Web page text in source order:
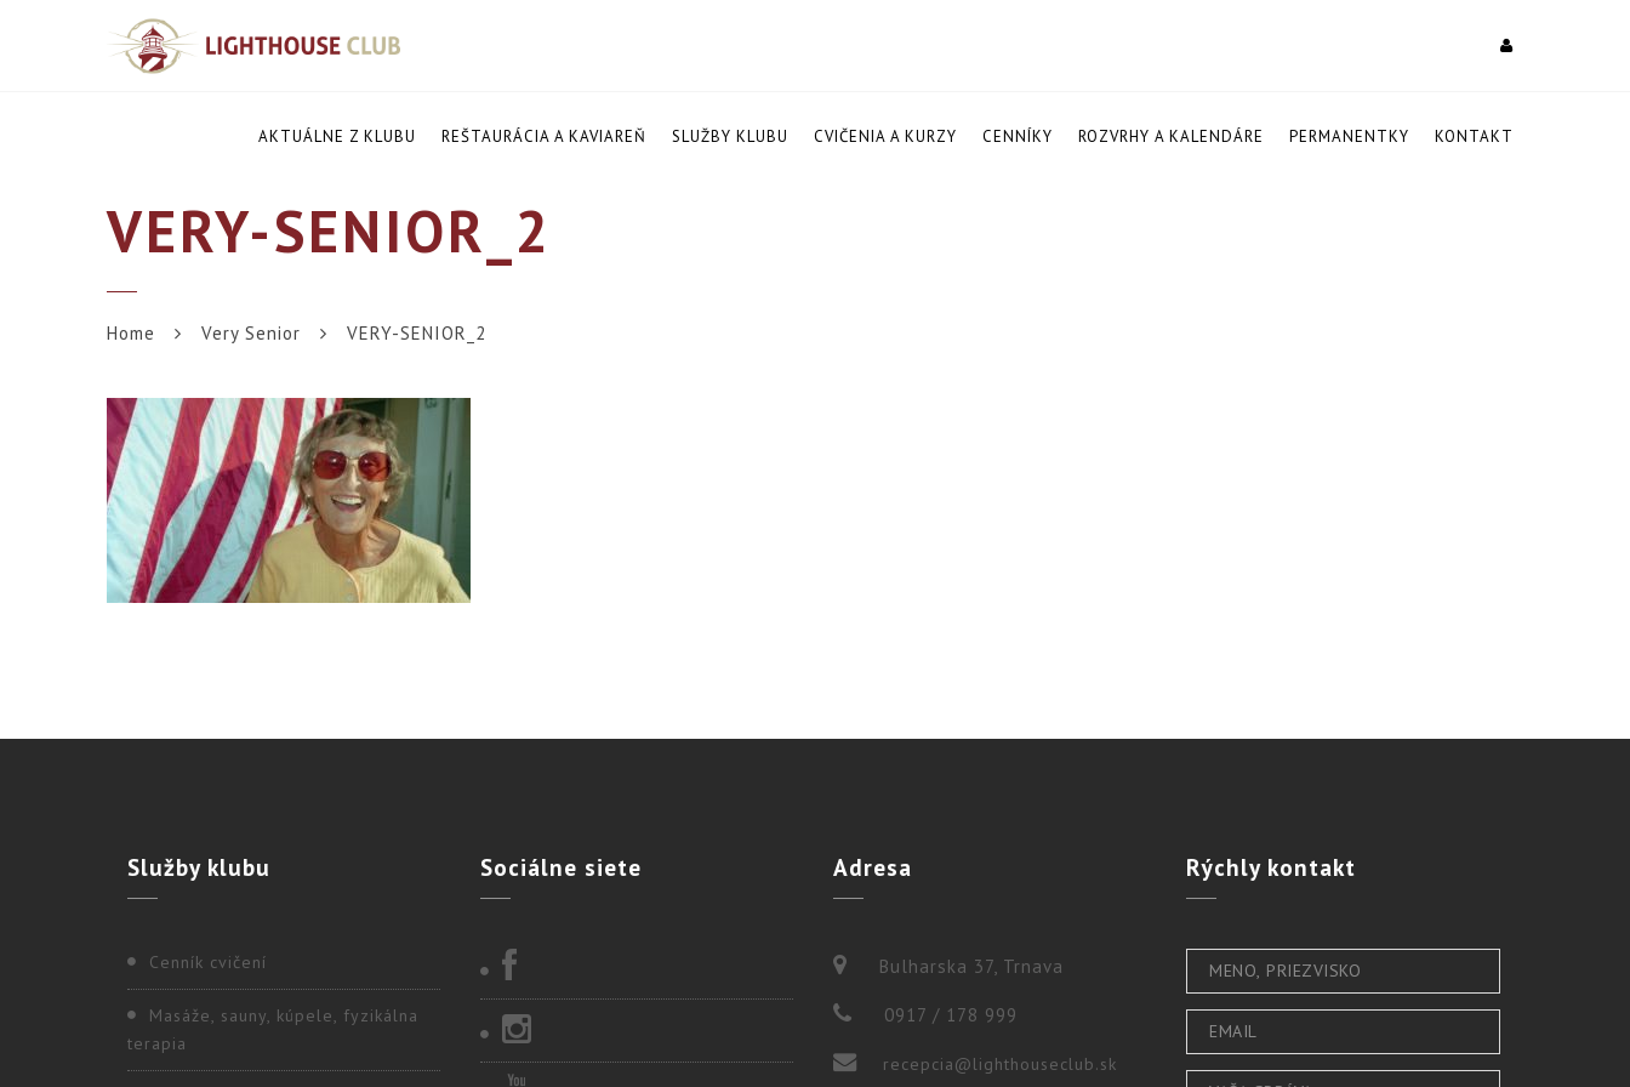
AKTUÁLNE Z KLUBU REŠTAURÁCIA A KAVIAREŇ SLUŽBY KLUBU CVIČENIA A KURZY CENNÍKY ROZVRHY A KALENDÁRE PERMANENTKY KONTAKT
VERY-SENIOR_2
Home Very Senior VERY-SENIOR_2
Službyklubu
Cenník cvičení
Masáže, sauny, kúpele, fyzikálna
terapia
Sociálne siete Adresa
Bulharska 37, Trnava
0917 / 178 999
recepcia@lighthouseclub.sk
Rýchlykontakt